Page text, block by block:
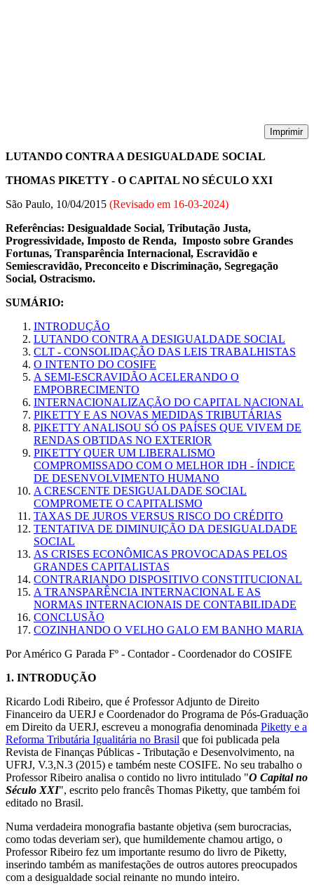
Imprimir
LUTANDO CONTRA A DESIGUALDADE SOCIAL
THOMAS PIKETTY - O CAPITAL NO SÉCULO XXI
São Paulo, 10/04/2015 (Revisado em 16-03-2024)
Referências: Desigualdade Social, Tributação Justa,
Progressividade, Imposto de Renda, Imposto sobre Grandes
Fortunas, Transparência Internacional, Escravidão e
Semiescravidão, Preconceito e Discriminação, Segregação
Social, Ostracismo.
SUMÁRIO:
INTRODUÇÃO
LUTANDO CONTRA A DESIGUALDADE SOCIAL
CLT - CONSOLIDAÇÃO DAS LEIS TRABALHISTAS
O INTENTO DO COSIFE
A SEMI-ESCRAVIDÃO ACELERANDO O
EMPOBRECIMENTO
INTERNACIONALIZAÇÃO DO CAPITAL NACIONAL
PIKETTY E AS NOVAS MEDIDAS TRIBUTÁRIAS
PIKETTY ANALISOU SÓ OS PAÍSES QUE VIVEM DE
RENDAS OBTIDAS NO EXTERIOR
PIKETTY QUER UM LIBERALISMO
COMPROMISSADO COM O MELHOR IDH - ÍNDICE
DE DESENVOLVIMENTO HUMANO
A CRESCENTE DESIGUALDADE SOCIAL
COMPROMETE O CAPITALISMO
TAXAS DE JUROS VERSUS RISCO DO CRÉDITO
TENTATIVA DE DIMINUIÇÃO DA DESIGUALDADE
SOCIAL
AS CRISES ECONÔMICAS PROVOCADAS PELOS
GRANDES CAPITALISTAS
CONTRARIANDO DISPOSITIVO CONSTITUCIONAL
A TRANSPARÊNCIA INTERNACIONAL E AS
NORMAS INTERNACIONAIS DE CONTABILIDADE
CONCLUSÃO
COZINHANDO O VELHO GALO EM BANHO MARIA
Por Américo G Parada Fº - Contador - Coordenador do COSIFE
1. INTRODUÇÃO
Ricardo Lodi Ribeiro, que é Professor Adjunto de Direito
Financeiro da UERJ e Coordenador do Programa de Pós-Graduação
em Direito da UERJ, escreveu a monografia denominada Piketty e a
Reforma Tributária Igualitária no Brasil que foi publicada pela
Revista de Finanças Públicas - Tributação e Desenvolvimento, na
UFRJ, V.3,N.3 (2015) e também neste COSIFE. No seu trabalho o
Professor Ribeiro analisa o contido no livro intitulado "O Capital no
Século XXI", escrito pelo francês Thomas Piketty, que também foi
editado no Brasil.
Numa verdadeira monografia bastante objetiva (sem burocracias,
como todas deveriam ser), que humildemente chamou artigo, o
Professor Ribeiro fez um importante resumo do livro de Piketty,
inserindo também as manifestações de outros autores preocupados
com a desigualdade social reinante no mundo inteiro.